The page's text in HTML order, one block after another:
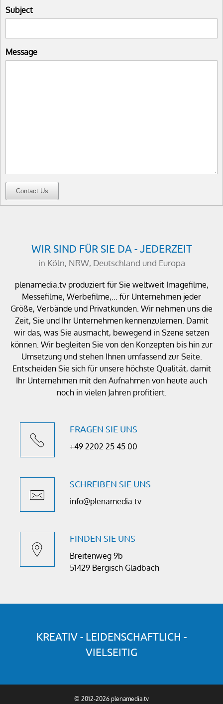
Subject
Message
Contact Us
WIR SIND FÜR SIE DA - JEDERZEIT
in Köln, NRW, Deutschland und Europa
plenamedia.tv produziert für Sie weltweit Imagefilme,
Messefilme, Werbefilme,... für Unternehmen jeder
Größe, Verbände und Privatkunden. Wir nehmen uns die
Zeit, Sie und Ihr Unternehmen kennenzulernen. Damit
wir das, was Sie ausmacht, bewegend in Szene setzen
können. Wir begleiten Sie von den Konzepten bis hin zur
Umsetzung und stehen Ihnen umfassend zur Seite.
Entscheiden Sie sich für unsere höchste Qualität, damit
Ihr Unternehmen mit den Aufnahmen von heute auch
noch in vielen Jahren profitiert.
FRAGEN SIE UNS
+49 2202 25 45 00
SCHREIBEN SIE UNS
info@plenamedia.tv
FINDEN SIE UNS
Breitenweg 9b
51429 Bergisch Gladbach
KREATIV - LEIDENSCHAFTLICH -
VIELSEITIG
© 2012-2026 plenamedia.tv